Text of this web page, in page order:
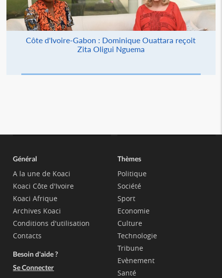
Côte d'Ivoire-Gabon : Dominique Ouattara reçoit
Zita Oligui Nguema
Général
A la une de Koaci
Koaci Côte d'Ivoire
Koaci Afrique
Archives Koaci
Conditions d'utilisation
Contacts
Besoin d'aide ?
Se Connecter
Thèmes
Politique
Société
Sport
Economie
Culture
Technologie
Tribune
Evènement
Santé